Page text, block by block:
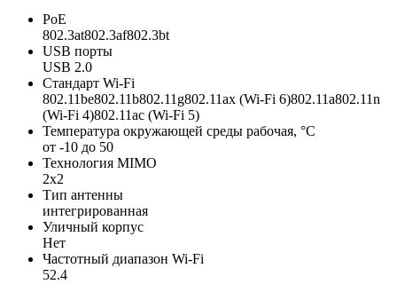
PoE
802.3at802.3af802.3bt
USB порты
USB 2.0
Стандарт Wi-Fi
802.11be802.11b802.11g802.11ax (Wi-Fi 6)802.11a802.11n
(Wi-Fi 4)802.11ac (Wi-Fi 5)
Температура окружающей среды рабочая, °C
от -10 до 50
Технология MIMO
2x2
Тип антенны
интегрированная
Уличный корпус
Нет
Частотный диапазон Wi-Fi
52.4